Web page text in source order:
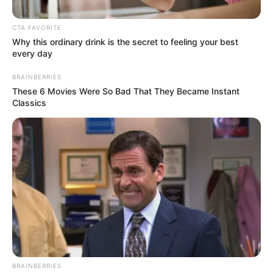
RCN RADIO
Acto público de la JEP en el occidente antioqueño
Por:Mateo Zapata Correa
Junio 25, 2025
CTA FAVORITE
Why this ordinary drink is the secret to feeling your best
every day
BRAINBERRIES
These 6 Movies Were So Bad That They Became Instant
Classics
BRAINBERRIES